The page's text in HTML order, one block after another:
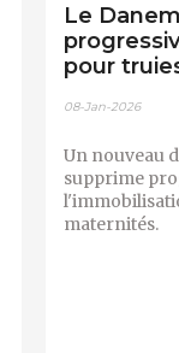
Le
pour
08-Jan-2026
Un nouveau
supprime
maternités.